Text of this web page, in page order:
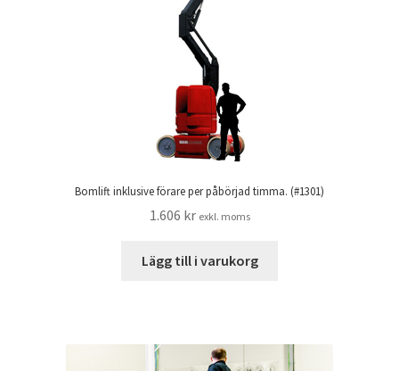
Bomlift inklusive förare per påbörjad timma. (#1301)
1.606 kr exkl. moms
Lägg till i varukorg